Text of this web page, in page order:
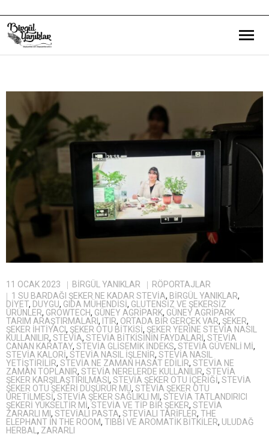
Eğitim Yazılarım
Gezi ve Kültür Yazılarım
Röportajlarım
Destek Olduğum Projeler
Yürüttüğüm Projeler
11 OCAK 2023 BIRGÜL YANIKLAR
RÖPORTAJLAR
1 SU BARDAĞI ŞEKER NE KADAR STEVIA, BİRGÜL YANIKLAR,
DIYET, DUYGU, GIDA MÜHENDISI, GLUTENSIZ VE ŞEKERSIZ
ÜRÜNLER, GROWTECH, GÜNEY AGRIPARK, GÜNEY AGRIPARK
TARIM ARAŞTIRMALARI , ITIR, ORTADA BIR GERÇEK VAR, ŞEKER,
ŞEKER IHTIYACI , ŞEKER OTU BITKISI, ŞEKER YERINE STEVIA NASIL
KULLANILIR, STEVIA, STEVIA BITKISININ FAYDALARI , STEVIA
CANAN KARATAY, STEVIA GLISEMIK INDEKS, STEVIA GÜVENLI MI,
STEVIA KALORI, STEVIA NASIL IŞLENIR, STEVIA NASIL
YETIŞTIRILIR, STEVIA NE ZAMAN HASAT EDILIR, STEVIA NE
ZAMAN TOPLANIR, STEVIA NERELERDE KULLANILIR, STEVIA
ŞEKER KARŞILAŞTIRILMASI , STEVIA ŞEKER OTU IÇERIĞI, STEVIA
ŞEKER OTU ŞEKERI DÜŞÜRÜR MÜ, STEVIA ŞEKER OTU
ÜRETILMESI, STEVIA ŞEKER SAĞLIKLI MI , STEVIA TATLANDIRICI
ŞEKERI YÜKSELTIR MI, STEVIA VE TIP BIR ŞEKER, STEVIA
ZARARLI MI , STEVIALI PASTA, STEVIALI TARIFLER, THE
ELEPHANT IN THE ROOM, TIBBI VE AROMATIK BITKILER, ULUDAĞ
HERBAL, ZARARLI